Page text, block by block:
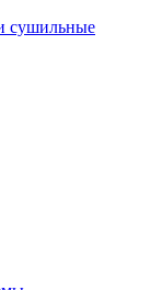
сушильные